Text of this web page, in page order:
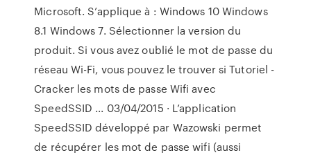
Microsoft. S’applique à : Windows 10 Windows
8.1 Windows 7. Sélectionner la version du
produit. Si vous avez oublié le mot de passe du
réseau Wi-Fi, vous pouvez le trouver si Tutoriel -
Cracker les mots de passe Wifi avec
SpeedSSID ... 03/04/2015 · L’application
SpeedSSID développé par Wazowski permet
de récupérer les mot de passe wifi (aussi